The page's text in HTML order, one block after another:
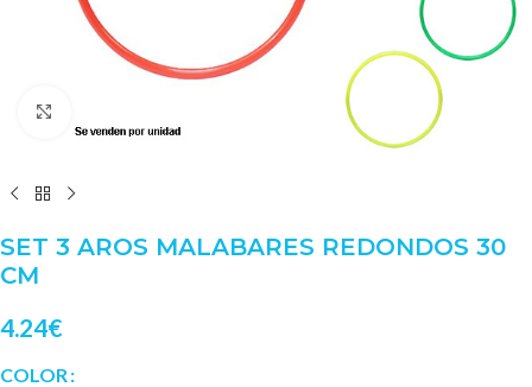
SET 3 AROS MALABARES REDONDOS 30
CM
4.24€
COLOR